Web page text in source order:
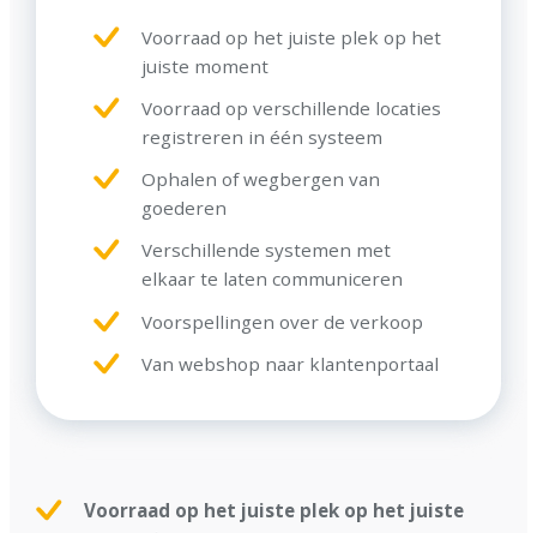
Voorraad op het juiste plek op het
juiste moment
Voorraad op verschillende locaties
registreren in één systeem
Ophalen of wegbergen van
goederen
Verschillende systemen met
elkaar te laten communiceren
Voorspellingen over de verkoop
Van webshop naar klantenportaal
Voorraad op het juiste plek op het juiste